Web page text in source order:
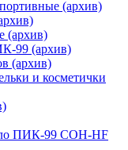
(архив)
(архив)
99 (архив)
(архив)
и косметички
ПИК-99 СОН-HF